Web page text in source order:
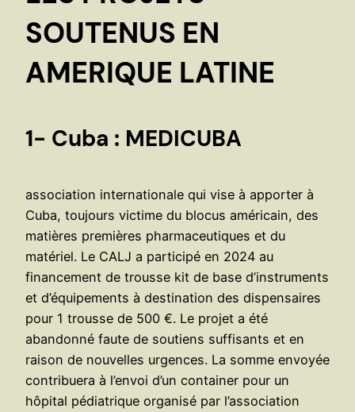
SOUTENUS EN
AMERIQUE LATINE
1- Cuba : MEDICUBA
association internationale qui vise à apporter à
Cuba, toujours victime du blocus américain, des
matières premières pharmaceutiques et du
matériel. Le CALJ a participé en 2024 au
financement de trousse kit de base d’instruments
et d’équipements à destination des dispensaires
pour 1 trousse de 500 €. Le projet a été
abandonné faute de soutiens suffisants et en
raison de nouvelles urgences. La somme envoyée
contribuera à l’envoi d’un container pour un
hôpital pédiatrique organisé par l’association